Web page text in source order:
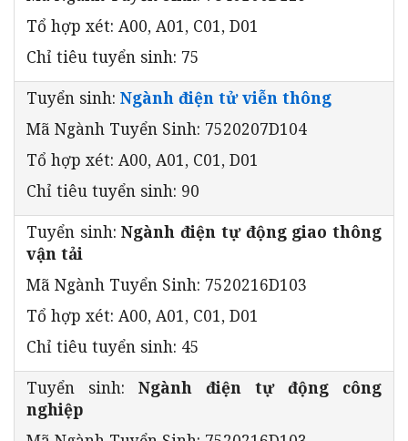
Tổ hợp xét: A00, A01, C01, D01
Chỉ tiêu tuyển sinh: 75
Tuyển sinh: Ngành điện tử viễn thông
Mã Ngành Tuyển Sinh: 7520207D104
Tổ hợp xét: A00, A01, C01, D01
Chỉ tiêu tuyển sinh: 90
Tuyển sinh:Ngành điện tự động giao thông
vận tải
Mã Ngành Tuyển Sinh: 7520216D103
Tổ hợp xét: A00, A01, C01, D01
Chỉ tiêu tuyển sinh: 45
Tuyển sinh: Ngành điện tự động công
nghiệp